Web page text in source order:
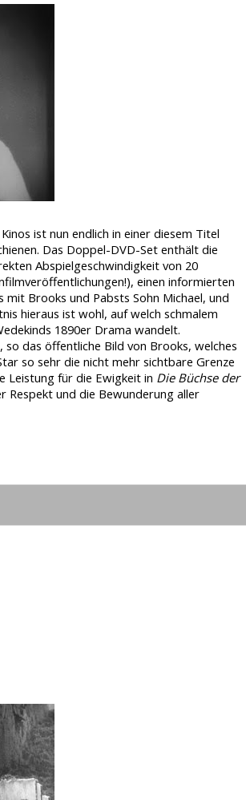
ist nun endlich in einer diesem Titel
Das Doppel-DVD-Set enthält die
Abspielgeschwindigkeit von 20
einen informierten
Brooks und Pabsts Sohn Michael, und
hieraus ist wohl, auf welch schmalem
1890er Drama wandelt.
so das öffentliche Bild von Brooks, welches
so sehr die nicht mehr sichtbare Grenze
Leistung für die Ewigkeit in Die Büchse der
Respekt und die Bewunderung aller